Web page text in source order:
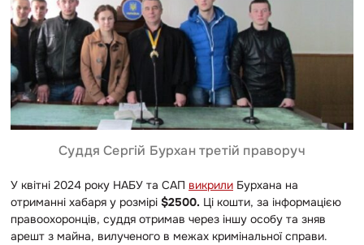
Суддя Сергій Бурхан третій праворуч
У квітні 2024 року НАБУ та САП викрили Бурхана на
отриманні хабаря у розмірі $2500. Ці кошти, за інформацією
правоохоронців, суддя отримав через іншу особу та зняв
арешт з майна, вилученого в межах кримінальної справи.